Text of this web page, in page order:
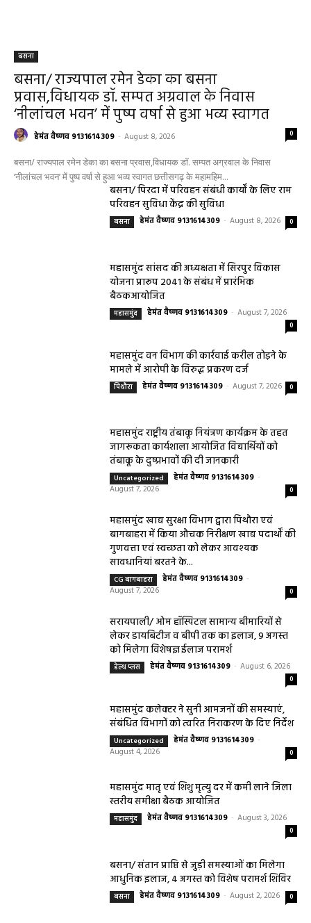
बसना
बसना/ राज्यपाल रमेन डेका का बसना
प्रवास,विधायक डॉ. सम्पत अग्रवाल के निवास
‘नीलांचल भवन’ में पुष्प वर्षा से हुआ भव्य स्वागत
हेमंत वैष्णव 9131614309 - August 8, 2026 0
बसना/ राज्यपाल रमेन डेका का बसना प्रवास,विधायक डॉ. सम्पत अग्रवाल के निवास
‘नीलांचल भवन’ में पुष्प वर्षा से हुआ भव्य स्वागत छत्तीसगढ़ के महामहिम...
बसना/ पिरदा में परिवहन संबंधी कार्यों के लिए राम
परिवहन सुविधा केंद्र की सुविधा
बसना हेमंत वैष्णव 9131614309 - August 8, 2026 0
महासमुंद सांसद की अध्यक्षता में सिरपुर विकास
योजना प्रारूप 2041 के संबंध में प्रारंभिक
बैठकआयोजित
महासमुंद हेमंत वैष्णव 9131614309 - August 7, 2026
0
महासमुंद वन विभाग की कार्रवाई करील तोड़ने के
मामले में आरोपी के विरुद्ध प्रकरण दर्ज
पिथौरा हेमंत वैष्णव 9131614309 - August 7, 2026 0
महासमुंद राष्ट्रीय तंबाकू नियंत्रण कार्यक्रम के तहत
जागरूकता कार्यशाला आयोजित विद्यार्थियों को
तंबाकू के दुष्प्रभावों की दी जानकारी
Uncategorized हेमंत वैष्णव 9131614309 -
August 7, 2026
0
महासमुंद खाद्य सुरक्षा विभाग द्वारा पिथौरा एवं
बागबाहरा में किया औचक निरीक्षण खाद्य पदार्थों की
गुणवत्ता एवं स्वच्छता को लेकर आवश्यक
सावधानियां बरतने के...
CG बागबाहरा हेमंत वैष्णव 9131614309 -
August 7, 2026
0
सरायपाली/ ओम हॉस्पिटल सामान्य बीमारियों से
लेकर डायबिटीज व बीपी तक का इलाज, 9 अगस्त
को मिलेगा विशेषज्ञ ईलाज परामर्श
हेल्थ प्लस हेमंत वैष्णव 9131614309 - August 6, 2026
0
महासमुंद कलेक्टर ने सुनी आमजनों की समस्याएं,
संबंधित विभागों को त्वरित निराकरण के दिए निर्देश
Uncategorized हेमंत वैष्णव 9131614309 -
August 4, 2026
0
महासमुंद मातृ एवं शिशु मृत्यु दर में कमी लाने जिला
स्तरीय समीक्षा बैठक आयोजित
महासमुंद हेमंत वैष्णव 9131614309 - August 3, 2026
0
बसना/ संतान प्राप्ति से जुड़ी समस्याओं का मिलेगा
आधुनिक इलाज, 4 अगस्त को विशेष परामर्श शिविर
बसना हेमंत वैष्णव 9131614309 - August 2, 2026 0